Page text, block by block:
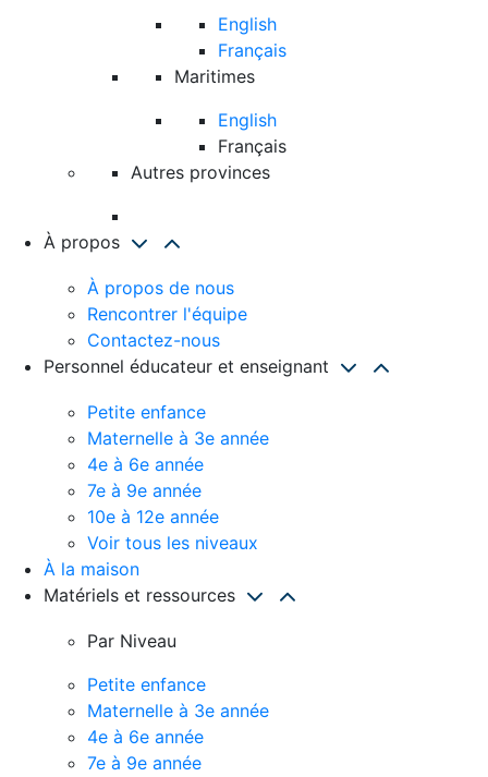
English
Français
Maritimes
English
Français
Autres provinces
À propos
À propos de nous
Rencontrer l'équipe
Contactez-nous
Personnel éducateur et enseignant
Petite enfance
Maternelle à 3e année
4e à 6e année
7e à 9e année
10e à 12e année
Voir tous les niveaux
À la maison
Matériels et ressources
Par Niveau
Petite enfance
Maternelle à 3e année
4e à 6e année
7e à 9e année